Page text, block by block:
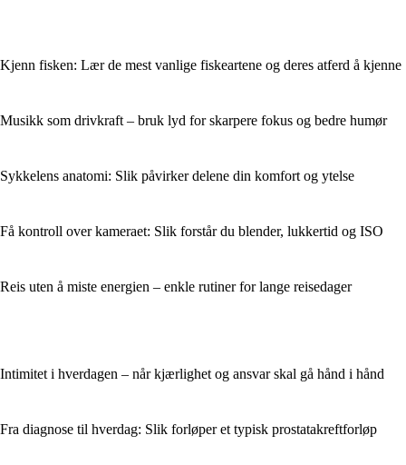
Kjenn fisken: Lær de mest vanlige fiskeartene og deres atferd å kjenne
Musikk som drivkraft – bruk lyd for skarpere fokus og bedre humør
Sykkelens anatomi: Slik påvirker delene din komfort og ytelse
Få kontroll over kameraet: Slik forstår du blender, lukkertid og ISO
Reis uten å miste energien – enkle rutiner for lange reisedager
Intimitet i hverdagen – når kjærlighet og ansvar skal gå hånd i hånd
Fra diagnose til hverdag: Slik forløper et typisk prostatakreftforløp